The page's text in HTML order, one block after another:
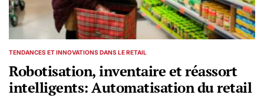
POSTED
TENDANCES ET INNOVATIONS DANS LE RETAIL
Robotisation, inventaire et réassort
intelligents: Automatisation du retail